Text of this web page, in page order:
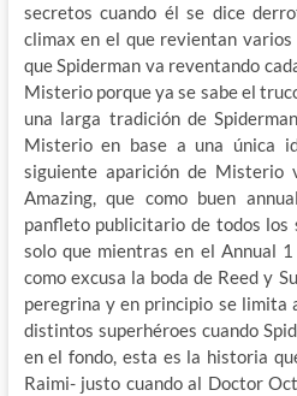
secretos cuando él se dice
climax en el que revientan
que Spiderman va reventando
Misterio porque ya se sabe el
una larga tradición de
Misterio en base a una única
siguiente aparición de Misterio
Amazing, que como buen
panfleto publicitario de todos los
solo que mientras en el Annual
como excusa la boda de Reed y
peregrina y en principio se limita
distintos superhéroes cuando
en el fondo, esta es la historia
Raimi- justo cuando al Doctor